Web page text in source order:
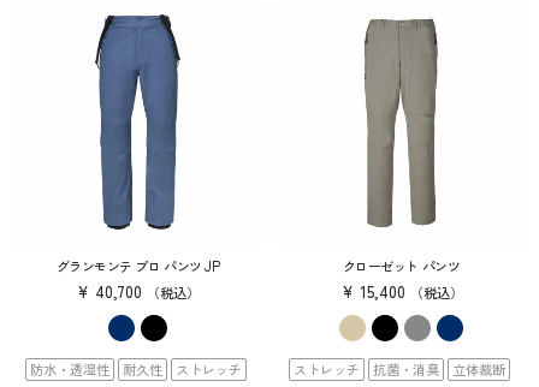
グランモンテ プロ パンツ JP
¥ 40,700 税込
防水・透湿性 耐久性 ストレッチ
クローゼット パンツ
¥ 15,400 税込
ストレッチ 抗菌・消臭 立体裁断